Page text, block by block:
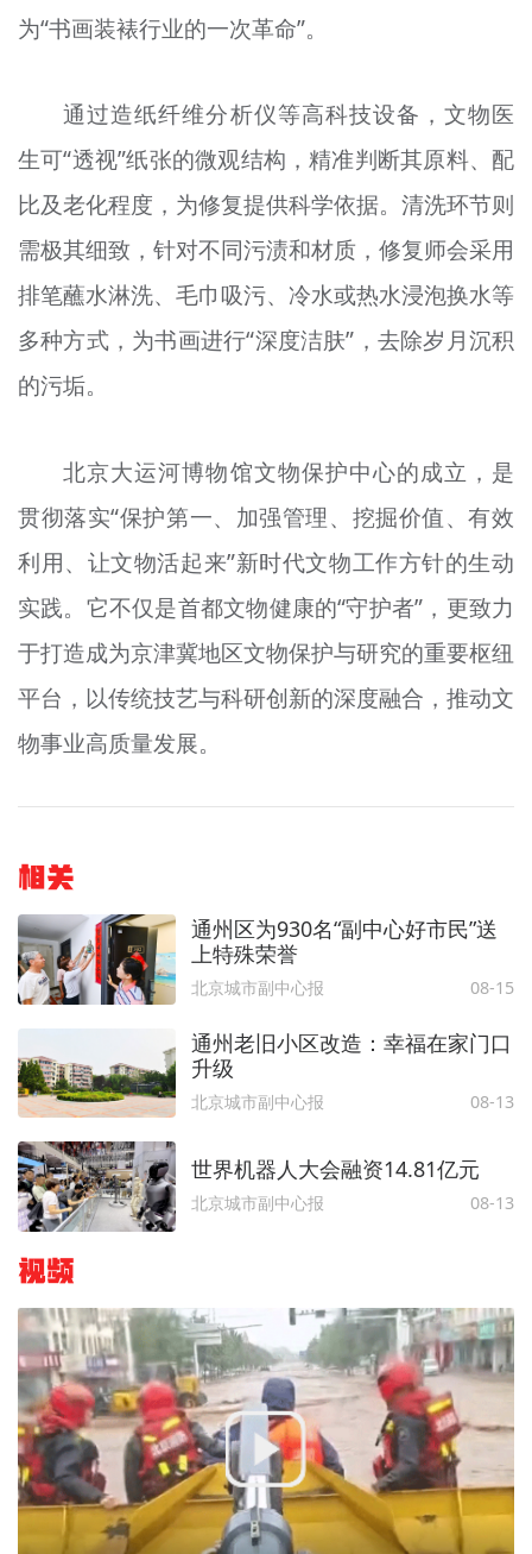
为“书画装裱行业的一次革命”。
通过造纸纤维分析仪等高科技设备，文物医
生可“透视”纸张的微观结构，精准判断其原料、配
比及老化程度，为修复提供科学依据。清洗环节则
需极其细致，针对不同污渍和材质，修复师会采用
排笔蘸水淋洗、毛巾吸污、冷水或热水浸泡换水等
多种方式，为书画进行“深度洁肤”，去除岁月沉积
的污垢。
北京大运河博物馆文物保护中心的成立，是
贯彻落实“保护第一、加强管理、挖掘价值、有效
利用、让文物活起来”新时代文物工作方针的生动
实践。它不仅是首都文物健康的“守护者”，更致力
于打造成为京津冀地区文物保护与研究的重要枢纽
平台，以传统技艺与科研创新的深度融合，推动文
物事业高质量发展。
相关
通州区为930名“副中心好市民”送
上特殊荣誉
北京城市副中心报 08-15
通州老旧小区改造：幸福在家门口
升级
北京城市副中心报 08-13
世界机器人大会融资14.81亿元
北京城市副中心报 08-13
视频